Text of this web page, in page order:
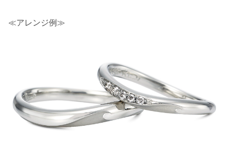
≪アレンジ例≫